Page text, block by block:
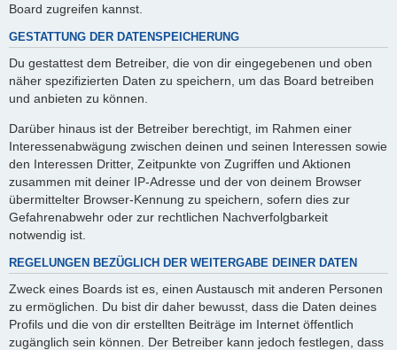
Board zugreifen kannst.
GESTATTUNG DER DATENSPEICHERUNG
Du gestattest dem Betreiber, die von dir eingegebenen und oben
näher spezifizierten Daten zu speichern, um das Board betreiben
und anbieten zu können.
Darüber hinaus ist der Betreiber berechtigt, im Rahmen einer
Interessenabwägung zwischen deinen und seinen Interessen sowie
den Interessen Dritter, Zeitpunkte von Zugriffen und Aktionen
zusammen mit deiner IP-Adresse und der von deinem Browser
übermittelter Browser-Kennung zu speichern, sofern dies zur
Gefahrenabwehr oder zur rechtlichen Nachverfolgbarkeit
notwendig ist.
REGELUNGEN BEZÜGLICH DER WEITERGABE DEINER DATEN
Zweck eines Boards ist es, einen Austausch mit anderen Personen
zu ermöglichen. Du bist dir daher bewusst, dass die Daten deines
Profils und die von dir erstellten Beiträge im Internet öffentlich
zugänglich sein können. Der Betreiber kann jedoch festlegen, dass